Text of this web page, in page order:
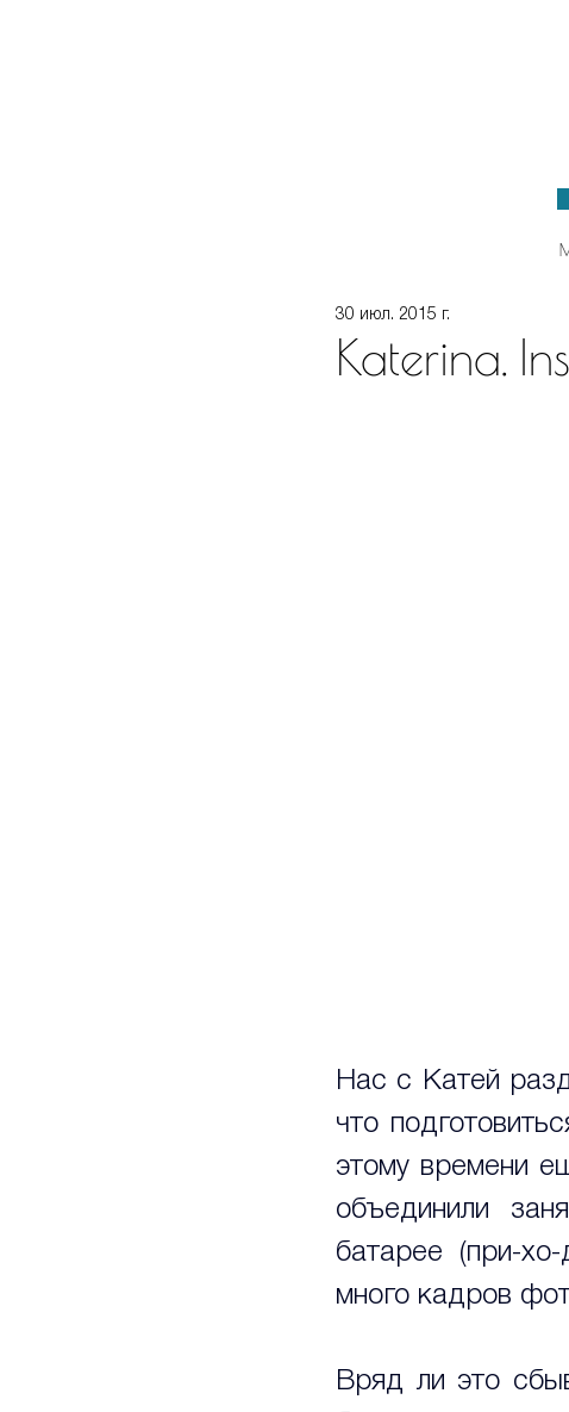
Katerina.
30 июл. 2015 г.
Нас с Катей
что
этому времени
объединили
батарее (при-
много кадров
Вряд ли это